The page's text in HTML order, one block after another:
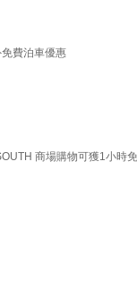
費泊車優惠
商場購物可獲1小時